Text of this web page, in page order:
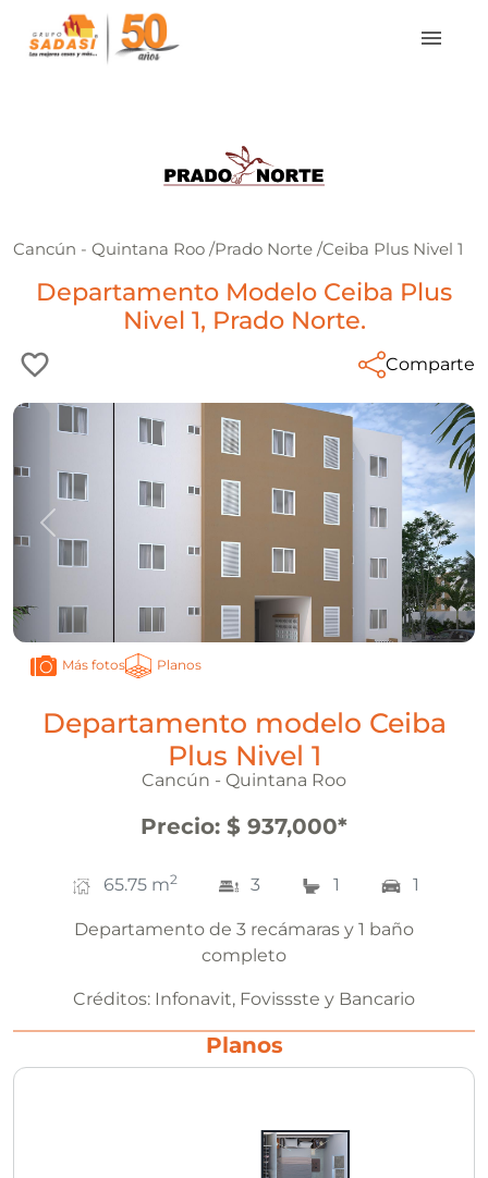
Cancún - Quintana Roo /Prado Norte /Ceiba Plus Nivel 1
Departamento Modelo Ceiba Plus
Nivel 1, Prado Norte.
Comparte
Anterior
Más fotos Planos
Departamento modelo Ceiba
Plus Nivel 1
Cancún - Quintana Roo
Precio: $ 937,000*
65.75 m2 3 1 1
Departamento de 3 recámaras y 1 baño
completo
Créditos: Infonavit, Fovissste y Bancario
Planos